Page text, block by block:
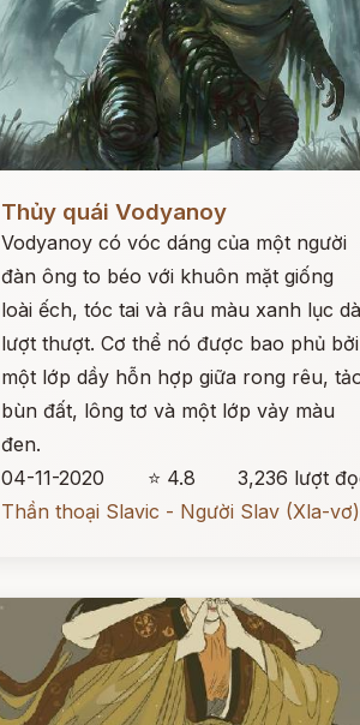
Thủy quái Vodyanoy
Vodyanoy có vóc dáng của một người
đàn ông to béo với khuôn mặt giống
loài ếch, tóc tai và râu màu xanh lục
lượt thượt. Cơ thể nó được bao phủ bởi
một lớp dầy hỗn hợp giữa rong rêu,
bùn đất, lông tơ và một lớp vảy màu
đen.
04-11-2020
⭐ 4.8
3,236 lượt
Thần thoại Slavic - Người Slav (Xla-vơ)